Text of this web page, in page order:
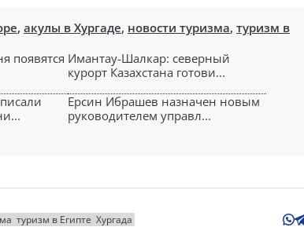
, акулы в Хургаде, новости туризма, туризм в
появятся Имантау-Шалкар: северный
курорт Казахстана готови...
Ерсин Ибрашев назначен новым
руководителем управл...
туризм в Египте Хургада